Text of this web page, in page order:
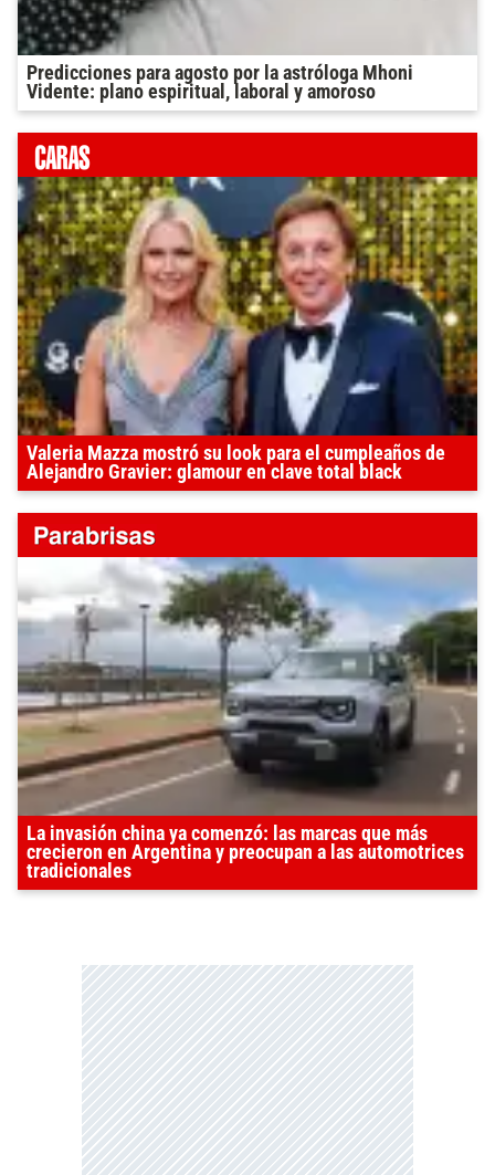
Predicciones para agosto por la astróloga Mhoni
Vidente: plano espiritual, laboral y amoroso
Valeria Mazza mostró su look para el cumpleaños de
Alejandro Gravier: glamour en clave total black
La invasión china ya comenzó: las marcas que más
crecieron en Argentina y preocupan a las automotrices
tradicionales